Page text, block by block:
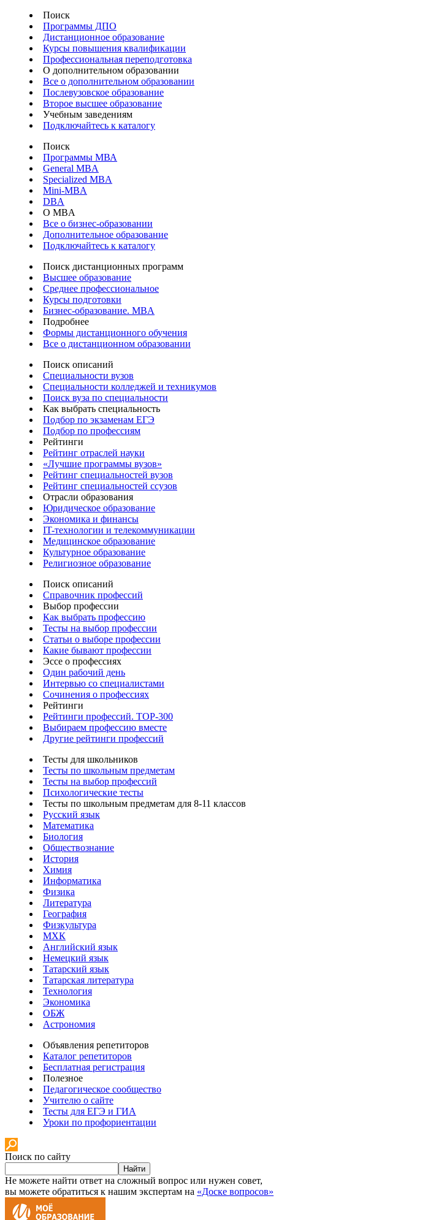
Поиск
Программы ДПО
Дистанционное образование
Курсы повышения квалификации
Профессиональная переподготовка
О дополнительном образовании
Все о дополнительном образовании
Послевузовское образование
Второе высшее образование
Учебным заведениям
Подключайтесь к каталогу
Поиск
Программы МВА
General MBA
Specialized MBA
Mini-MBA
DBA
О MBA
Все о бизнес-образовании
Дополнительное образование
Подключайтесь к каталогу
Поиск дистанционных программ
Высшее образование
Среднее профессиональное
Курсы подготовки
Бизнес-образование. MBA
Подробнее
Формы дистанционного обучения
Все о дистанционном образовании
Поиск описаний
Специальности вузов
Специальности колледжей и техникумов
Поиск вуза по специальности
Как выбрать специальность
Подбор по экзаменам ЕГЭ
Подбор по профессиям
Рейтинги
Рейтинг отраслей науки
«Лучшие программы вузов»
Рейтинг специальностей вузов
Рейтинг специальностей ссузов
Отрасли образования
Юридическое образование
Экономика и финансы
IT-технологии и телекоммуникации
Медицинское образование
Культурное образование
Религиозное образование
Поиск описаний
Справочник профессий
Выбор профессии
Как выбрать профессию
Тесты на выбор профессии
Статьи о выборе профессии
Какие бывают профессии
Эссе о профессиях
Один рабочий день
Интервью со специалистами
Сочинения о профессиях
Рейтинги
Рейтинги профессий. TOP-300
Выбираем профессию вместе
Другие рейтинги профессий
Тесты для школьников
Тесты по школьным предметам
Тесты на выбор профессий
Психологические тесты
Тесты по школьным предметам для 8-11 классов
Русский язык
Математика
Биология
Обществознание
История
Химия
Информатика
Физика
Литература
География
Физкультура
МХК
Английский язык
Немецкий язык
Татарский язык
Татарская литература
Технология
Экономика
ОБЖ
Астрономия
Объявления репетиторов
Каталог репетиторов
Бесплатная регистрация
Полезное
Педагогическое сообщество
Учителю о сайте
Тесты для ЕГЭ и ГИА
Уроки по профориентации
Поиск по сайту
Найти
Не можете найти ответ на сложный вопрос или нужен совет,
вы можете обратиться к нашим экспертам на «Доске вопросов»